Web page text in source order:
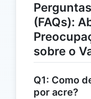
(FAQs):
sobre o
Q1: Como
por acre?